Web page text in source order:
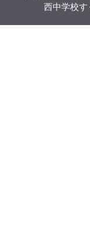
西中学校す